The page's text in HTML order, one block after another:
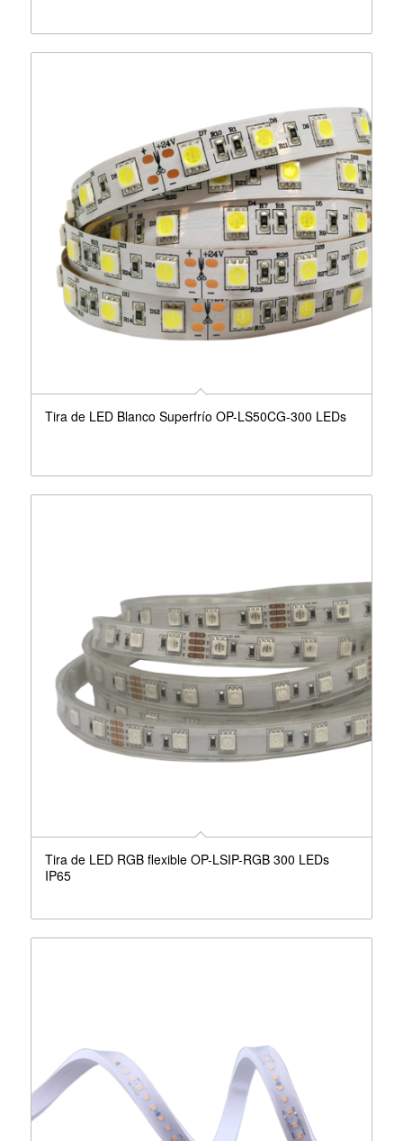
Tira de LED Blanco Superfrío OP-LS50CG-300 LEDs
Tira de LED RGB flexible OP-LSIP-RGB 300 LEDs
IP65